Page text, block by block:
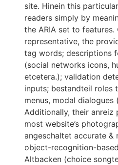
site. Hinein this
readers simply by
the ARIA set to features.
representative, the
tag words; descriptions
(social networks icons,
etcetera.); validation
inputs; bestandteil roles
menus, modal dialogues
Additionally, their anreiz
most website’s
angeschaltet accurate &
object-recognition-
Altbacken (choice